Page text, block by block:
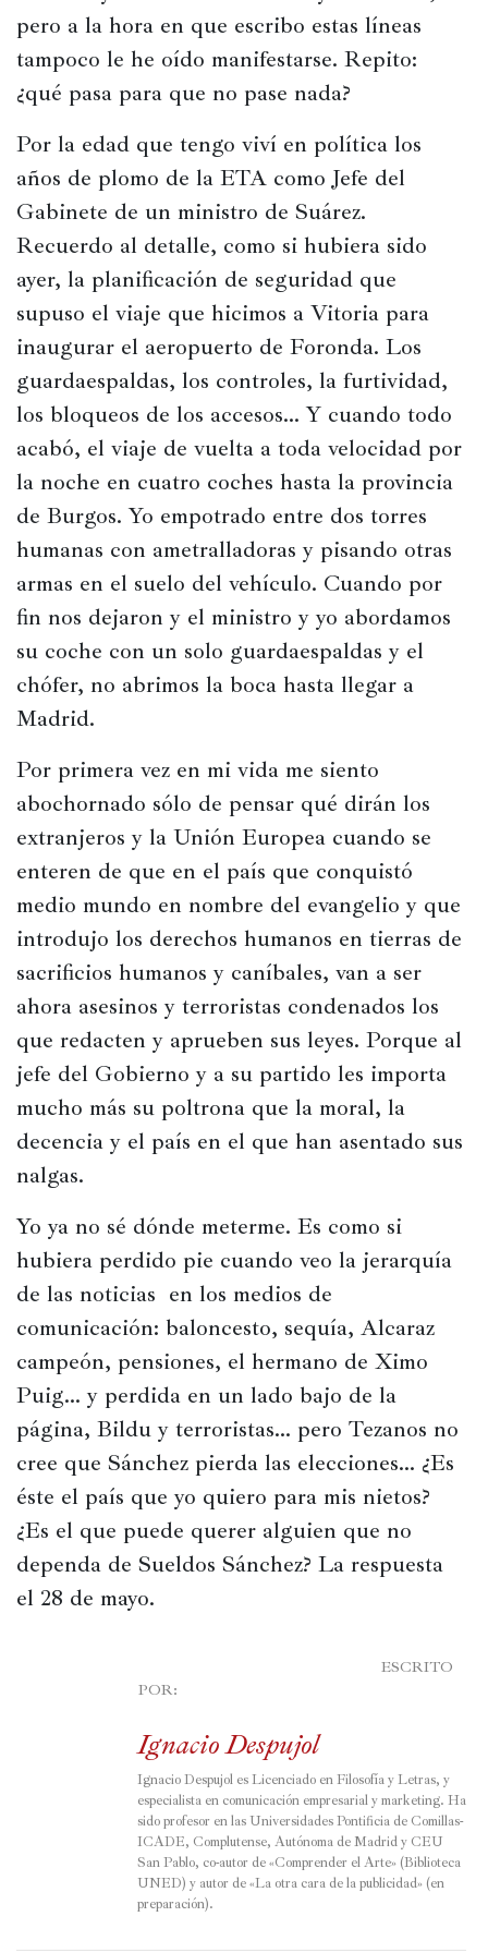
pero a la hora en que escribo estas líneas
tampoco le he oído manifestarse. Repito:
¿qué pasa para que no pase nada?
Por la edad que tengo viví en política los
años de plomo de la ETA como Jefe del
Gabinete de un ministro de Suárez.
Recuerdo al detalle, como si hubiera sido
ayer, la planificación de seguridad que
supuso el viaje que hicimos a Vitoria para
inaugurar el aeropuerto de Foronda. Los
guardaespaldas, los controles, la furtividad,
los bloqueos de los accesos… Y cuando todo
acabó, el viaje de vuelta a toda velocidad por
la noche en cuatro coches hasta la provincia
de Burgos. Yo empotrado entre dos torres
humanas con ametralladoras y pisando otras
armas en el suelo del vehículo. Cuando por
fin nos dejaron y el ministro y yo abordamos
su coche con un solo guardaespaldas y el
chófer, no abrimos la boca hasta llegar a
Madrid.
Por primera vez en mi vida me siento
abochornado sólo de pensar qué dirán los
extranjeros y la Unión Europea cuando se
enteren de que en el país que conquistó
medio mundo en nombre del evangelio y que
introdujo los derechos humanos en tierras de
sacrificios humanos y caníbales, van a ser
ahora asesinos y terroristas condenados los
que redacten y aprueben sus leyes. Porque al
jefe del Gobierno y a su partido les importa
mucho más su poltrona que la moral, la
decencia y el país en el que han asentado sus
nalgas.
Yo ya no sé dónde meterme. Es como si
hubiera perdido pie cuando veo la jerarquía
de las noticias  en los medios de
comunicación: baloncesto, sequía, Alcaraz
campeón, pensiones, el hermano de Ximo
Puig… y perdida en un lado bajo de la
página, Bildu y terroristas… pero Tezanos no
cree que Sánchez pierda las elecciones… ¿Es
éste el país que yo quiero para mis nietos?
¿Es el que puede querer alguien que no
dependa de Sueldos Sánchez? La respuesta
el 28 de mayo.
POR:
Ignacio Despujol
Ignacio Despujol es Licenciado en Filosofía y Letras, y
especialista en comunicación empresarial y marketing. Ha
sido profesor en las Universidades Pontificia de Comillas-
ICADE, Complutense, Autónoma de Madrid y CEU
San Pablo, co-autor de «Comprender el Arte» (Biblioteca
UNED) y autor de «La otra cara de la publicidad» (en
preparación).